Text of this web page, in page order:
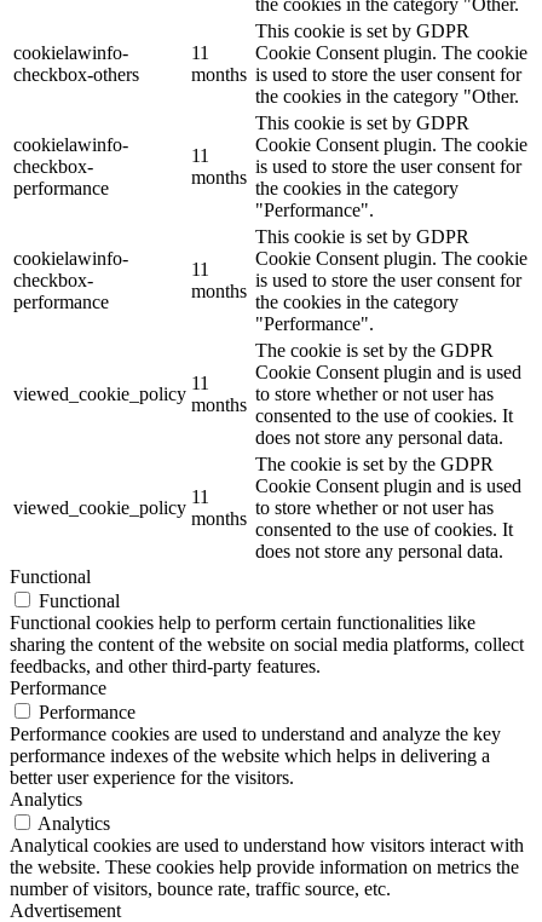
cookielawinfo-
checkbox-others
11
months
This cookie is set by GDPR
Cookie Consent plugin. The cookie
is used to store the user consent for
the cookies in the category "Other.
cookielawinfo-
checkbox-
performance
11
months
This cookie is set by GDPR
Cookie Consent plugin. The cookie
is used to store the user consent for
the cookies in the category
"Performance".
cookielawinfo-
checkbox-
performance
11
months
This cookie is set by GDPR
Cookie Consent plugin. The cookie
is used to store the user consent for
the cookies in the category
"Performance".
viewed_cookie_policy
11
months
The cookie is set by the GDPR
Cookie Consent plugin and is used
to store whether or not user has
consented to the use of cookies. It
does not store any personal data.
viewed_cookie_policy
11
months
The cookie is set by the GDPR
Cookie Consent plugin and is used
to store whether or not user has
consented to the use of cookies. It
does not store any personal data.
Functional
Functional
Functional cookies help to perform certain functionalities like
sharing the content of the website on social media platforms, collect
feedbacks, and other third-party features.
Performance
Performance
Performance cookies are used to understand and analyze the key
performance indexes of the website which helps in delivering a
better user experience for the visitors.
Analytics
Analytics
Analytical cookies are used to understand how visitors interact with
the website. These cookies help provide information on metrics the
number of visitors, bounce rate, traffic source, etc.
Advertisement